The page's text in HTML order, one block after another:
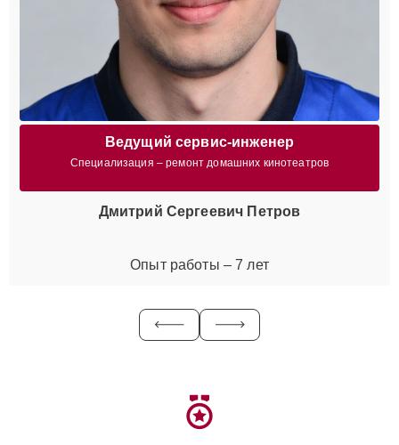
Ведущий сервис-инженер
Специализация – ремонт домашних кинотеатров
Дмитрий Сергеевич Петров
Опыт работы – 7 лет